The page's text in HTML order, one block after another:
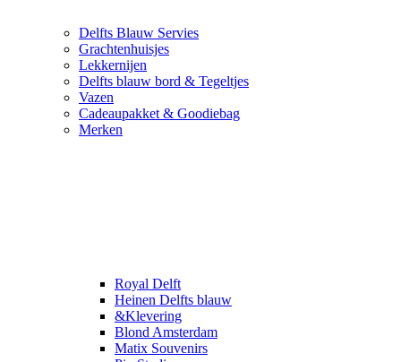
Delfts Blauw Servies
Grachtenhuisjes
Lekkernijen
Delfts blauw bord & Tegeltjes
Vazen
Cadeaupakket & Goodiebag
Merken
Royal Delft
Heinen Delfts blauw
&Klevering
Blond Amsterdam
Matix Souvenirs